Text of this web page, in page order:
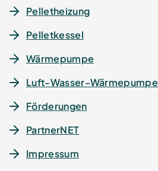
Pelletheizung
Pelletkessel
Wärmepumpe
Luft-Wasser-Wärmepumpe
Förderungen
PartnerNET
Impressum